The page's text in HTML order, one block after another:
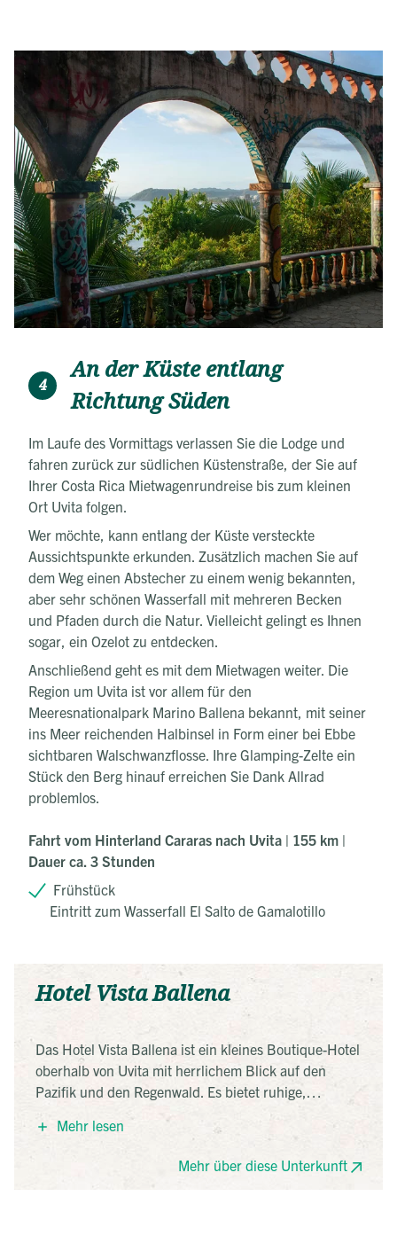
4
An der Küste entlang
Richtung Süden
Im Laufe des Vormittags verlassen Sie die Lodge und
fahren zurück zur südlichen Küstenstraße, der Sie auf
Ihrer Costa Rica Mietwagenrundreise bis zum kleinen
Ort Uvita folgen.
Wer möchte, kann entlang der Küste versteckte
Aussichtspunkte erkunden. Zusätzlich machen Sie auf
dem Weg einen Abstecher zu einem wenig bekannten,
aber sehr schönen Wasserfall mit mehreren Becken
und Pfaden durch die Natur. Vielleicht gelingt es Ihnen
sogar, ein Ozelot zu entdecken.
Anschließend geht es mit dem Mietwagen weiter. Die
Region um Uvita ist vor allem für den
Meeresnationalpark Marino Ballena bekannt, mit seiner
ins Meer reichenden Halbinsel in Form einer bei Ebbe
sichtbaren Walschwanzflosse. Ihre Glamping-Zelte ein
Stück den Berg hinauf erreichen Sie Dank Allrad
problemlos.
Fahrt vom Hinterland Cararas nach Uvita | 155 km |
Dauer ca. 3 Stunden
Frühstück
Eintritt zum Wasserfall El Salto de Gamalotillo
Hotel Vista Ballena
Das Hotel Vista Ballena ist ein kleines Boutique-Hotel
oberhalb von Uvita mit herrlichem Blick auf den
Pazifik und den Regenwald. Es bietet ruhige,
naturnahe Erholung, einen Infinity-Pool, Restaurant
und komfortable Zimmer, oft mit Meerblick. Durch
sich ideal für Naturerlebnisse wie
Mehr lesen
Mehr über diese Unterkunft